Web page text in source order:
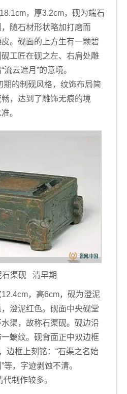
，厚3.2cm，砚为端石
随石材形状略加打磨而
。砚面的上方生有一颗碧
工匠在砚之左、右肩处雕
云遮月”的意境。
的制砚风格，纹饰布局简
，达到了雕饰无痕的境
。
石渠砚 清早期
，高6cm，砚为澄泥
澄泥红色。砚面中央砚堂
渠，故称石渠砚。砚边沿
螭纹。砚背面正中双边框
边框上刻铭：“石渠之名始
，字迹剥蚀不清。
制作较多。